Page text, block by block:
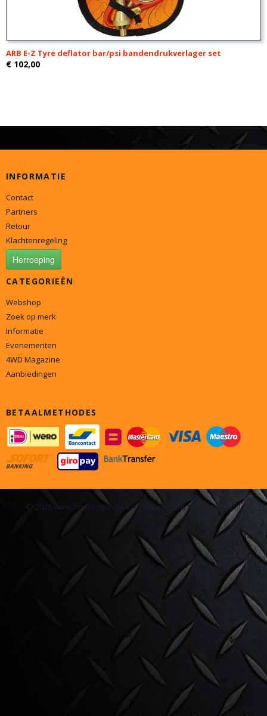
ARB E-Z Tyre deflator bar/psi bandendrukverlager set
€ 102,00
INFORMATIE
Contact
Partners
Retour
Klachtenregeling
Herroeping
CATEGORIEËN
Webshop
Zoek op merk
Informatie
Evenementen
4WD Magazine
Aanbiedingen
BETAALMETHODES
© 2026 www.onderdelen4x4.nl - Powered by Shoppagina.nl